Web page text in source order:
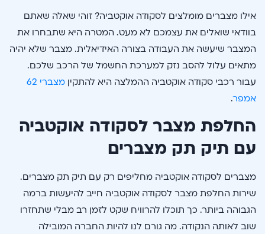
אילו מצברים מומלצים לסקודה אוקטביה? זוהי שאלה שאתם
בוודאי שואלים את עצמכם לא מעט. המטרה היא שתבחרו את
המצבר שיעשה את העבודה בצורה האידיאלית. מצבר שלא יהיה
מתאים עלול להסב נזק למערכת החשמל של הרכב שלכם.
עבור רכבי סקודה אוקטביה ההמלצה היא להתקין
מצברי 62
אמפר.
החלפת מצבר לסקודה אוקטביה
עם תיק תק מצברים
מצברים לסקודה אוקטביה מחליפים רק עם תיק תק מצברים.
שירות החלפת מצבר לסקודה אוקטביה חייב להיעשות ברמה
הגבוהה ביותר. כך תוכלו להרוויח שקט לזמן רב מבלי שתחזרו
שוב לאותה הנקודה. מה גורם לנו להיות החברה המובילה